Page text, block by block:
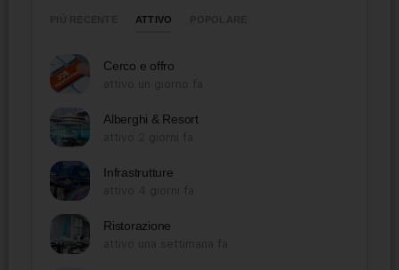
ATTIVO
Cerco e offro
Alberghi & Resort
Infrastrutture
Ristorazione